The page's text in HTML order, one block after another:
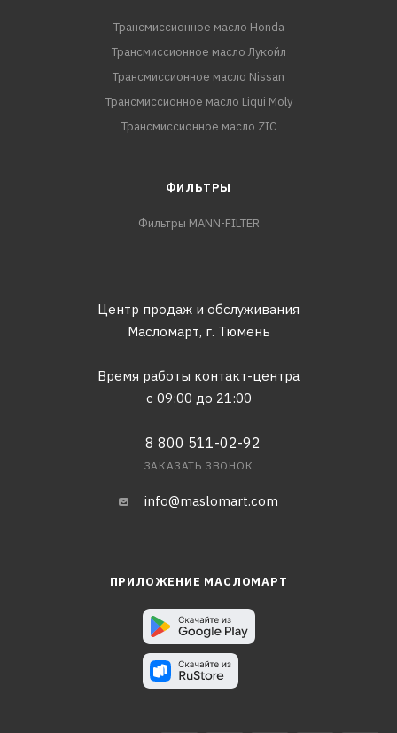
Трансмиссионное масло Honda
Трансмиссионное масло Лукойл
Трансмиссионное масло Nissan
Трансмиссионное масло Liqui Moly
Трансмиссионное масло ZIC
ФИЛЬТРЫ
Фильтры MANN-FILTER
Центр продаж и обслуживания
Масломарт, г. Тюмень
Время работы контакт-центра
с 09:00 до 21:00
8 800 511-02-92
ЗАКАЗАТЬ ЗВОНОК
info@maslomart.com
ПРИЛОЖЕНИЕ МАСЛОМАРТ